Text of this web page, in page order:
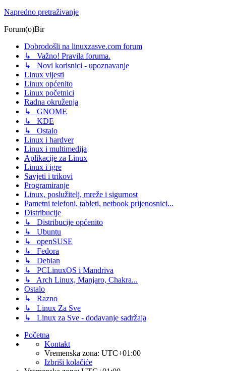
Napredno pretraživanje
Forum(o)Bir
Dobrodošli na linuxzasve.com forum
↳ Važno! Pravila foruma.
↳ Novi korisnici - upoznavanje
Linux vijesti
Linux općenito
Linux početnici
Radna okruženja
↳ GNOME
↳ KDE
↳ Ostalo
Linux i hardver
Linux i multimedija
Aplikacije za Linux
Linux i igre
Savjeti i trikovi
Programiranje
Linux, poslužitelj, mreže i sigurnost
Pametni telefoni, tableti, netbook prijenosnici...
Distribucije
↳ Distribucije općenito
↳ Ubuntu
↳ openSUSE
↳ Fedora
↳ Debian
↳ PCLinuxOS i Mandriva
↳ Arch Linux, Manjaro, Chakra...
Ostalo
↳ Razno
↳ Linux Za Sve
↳ Linux za Sve - dodavanje sadržaja
Početna
Kontakt
Vremenska zona: UTC+01:00
Izbriši kolačiće